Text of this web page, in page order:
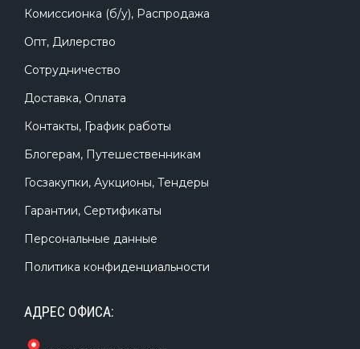
Комиссионка (б/у), Распродажа
Опт, Дилерство
Сотрудничество
Доставка, Оплата
Контакты, График работы
Блогерам, Путешественникам
Госзакупки, Аукционы, Тендеры
Гарантии, Сертификаты
Персональные данные
Политика конфиденциальности
АДРЕС ОФИСА: